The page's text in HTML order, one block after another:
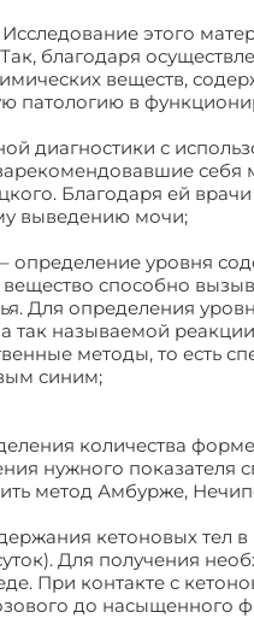
этого
благодаря
веществ,
патологию в
диагностики с
себя
Благодаря ей
выведению мочи;
определение уровня
способно
Для определения
так называемой
методы, то есть
синим;
количества
нужного показателя
метод Амбурже,
кетоновых тел
Для получения
При контакте с
до насыщенного